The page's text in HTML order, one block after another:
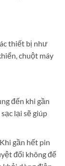
thiết bị như
chuột máy
đến khi gần
lại sẽ giúp
gần hết pin
đối không để